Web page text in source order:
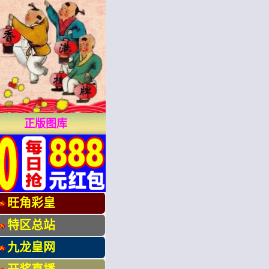
正版图库
旺角彩皇
特区总站
九龙皇网